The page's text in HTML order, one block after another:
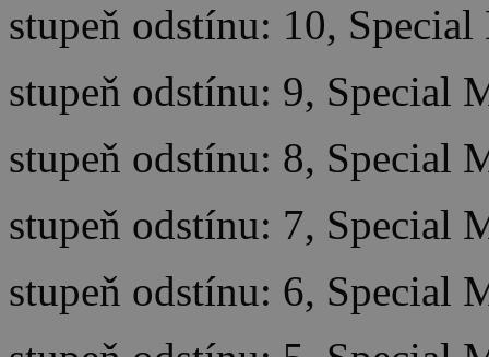
stupeň odstínu: 10,
stupeň odstínu: 9, Special
stupeň odstínu: 8, Special
stupeň odstínu: 7, Special
stupeň odstínu: 6, Special